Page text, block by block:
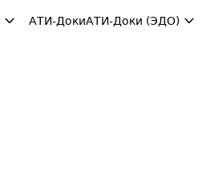
АТИ-ДокиАТИ-Доки (ЭДО)